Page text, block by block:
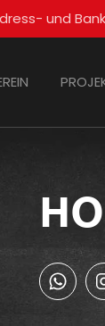
und